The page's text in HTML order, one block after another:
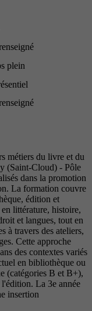
plein
métiers du livre et du
(Saint-Cloud) - Pôle
dans la promotion
La formation couvre
édition et
littérature, histoire,
et langues, tout en
à travers des ateliers,
Cette approche
des contextes variés
en bibliothèque ou
(catégories B et B+),
l'édition. La 3e année
insertion